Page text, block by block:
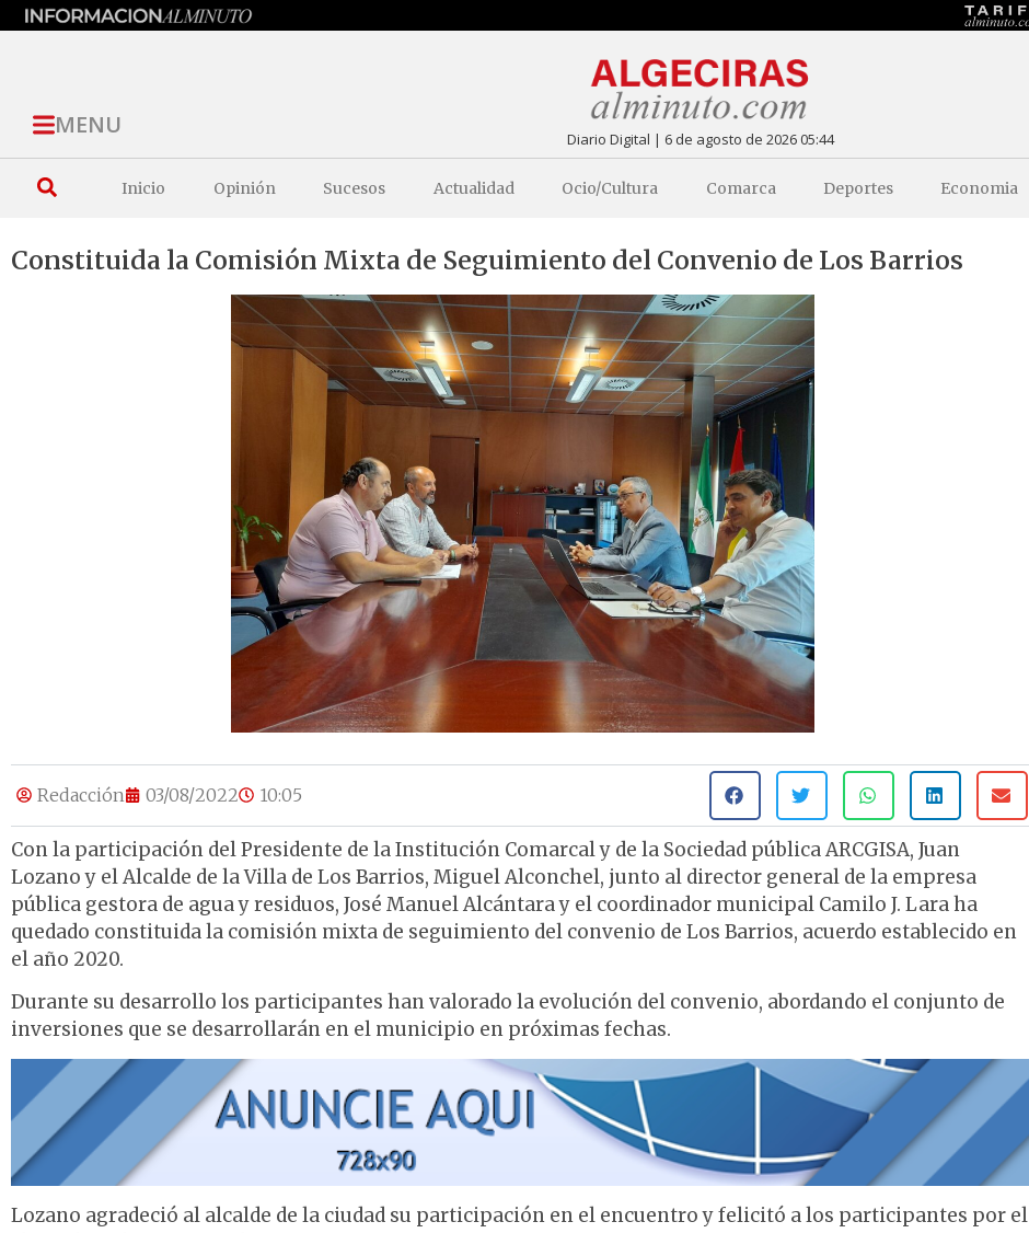
MENU Diario Digital | 6 de agosto de 2026 05:44
Inicio Opinión Sucesos Actualidad Ocio/Cultura Comarca Deportes Economia
Constituida la Comisión Mixta de Seguimiento del Convenio de Los Barrios
Redacción 03/08/2022 10:05
Con la participación del Presidente de la Institución Comarcal y de la Sociedad pública ARCGISA, Juan
Lozano y el Alcalde de la Villa de Los Barrios, Miguel Alconchel, junto al director general de la empresa
pública gestora de agua y residuos, José Manuel Alcántara y el coordinador municipal Camilo J. Lara ha
quedado constituida la comisión mixta de seguimiento del convenio de Los Barrios, acuerdo establecido en
el año 2020.
Durante su desarrollo los participantes han valorado la evolución del convenio, abordando el conjunto de
inversiones que se desarrollarán en el municipio en próximas fechas.
Lozano agradeció al alcalde de la ciudad su participación en el encuentro y felicitó a los participantes por el